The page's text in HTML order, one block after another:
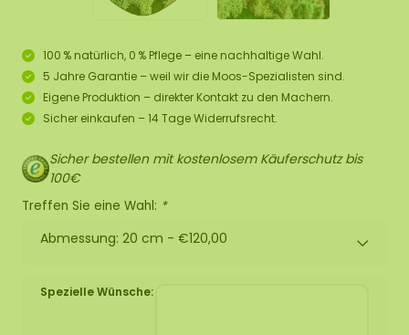
100 % natürlich, 0 % Pflege – eine nachhaltige Wahl.
5 Jahre Garantie – weil wir die Moos-Spezialisten sind.
Eigene Produktion – direkter Kontakt zu den Machern.
Sicher einkaufen – 14 Tage Widerrufsrecht.
Sicher bestellen mit kostenlosem Käuferschutz bis
100€
Treffen Sie eine Wahl: *
Abmessung: 20 cm - €120,00
Spezielle Wünsche: